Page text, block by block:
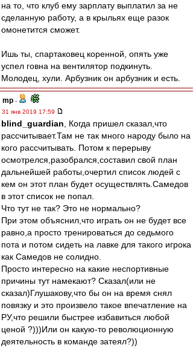
на то, что клуб ему зарплату выплатил за не
сделанную работу, а в крыльях еще разок
омонетится сможет.
Ишь ты, спартаковец коренной, опять уже
успел говна на вентилятор подкинуть.
Молодец, хули. Арбузник он арбузник и есть.
mp -
31 янв 2019 17:59
blind_guardian , Когда пришел сказал,что
рассчитывает.Там не так много народу было на
кого рассчитывать. Потом к перерыву
осмотрелся,разобрался,составил свой план
дальнейшей работы,очертил список людей с
кем он этот план будет осуществлять.Самедов
в этот список не попал.
Что тут не так? Это не нормально?
При этом объяснил,что играть он не будет все
равно,а просто тренироваться до седьмого
пота и потом сидеть на лавке для такого игрока
как Самедов не солидно.
Просто интересно на какие неспортивные
причины тут намекают? Сказал(или не
сказал)Глушакову,что бы он на время снял
повязку и это произвело такое впечатление на
РУ,что решили быстрее избавиться любой
ценой ?)))Или он какую-то революционную
деятельность в команде затеял?))